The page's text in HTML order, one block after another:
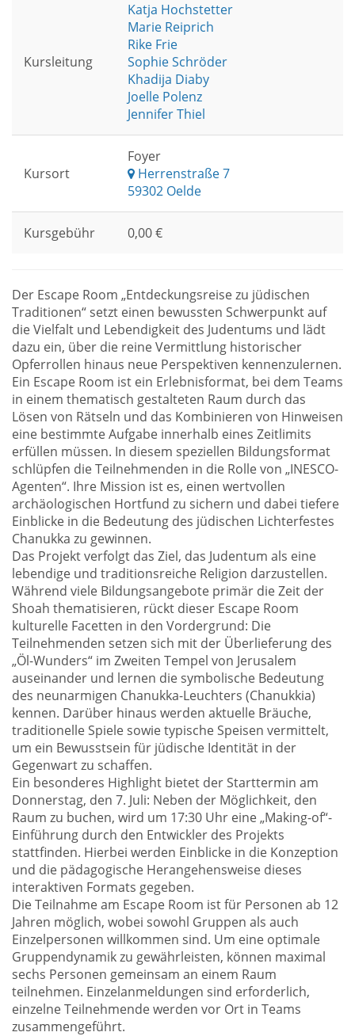
Kursleitung
Katja Hochstetter
Marie Reiprich
Rike Frie
Sophie Schröder
Khadija Diaby
Joelle Polenz
Jennifer Thiel
Kursort
Foyer
Herrenstraße 7
59302 Oelde
Kursgebühr 0,00 €
Der Escape Room „Entdeckungsreise zu jüdischen
Traditionen“ setzt einen bewussten Schwerpunkt auf
die Vielfalt und Lebendigkeit des Judentums und lädt
dazu ein, über die reine Vermittlung historischer
Opferrollen hinaus neue Perspektiven kennenzulernen.
Ein Escape Room ist ein Erlebnisformat, bei dem Teams
in einem thematisch gestalteten Raum durch das
Lösen von Rätseln und das Kombinieren von Hinweisen
eine bestimmte Aufgabe innerhalb eines Zeitlimits
erfüllen müssen. In diesem speziellen Bildungsformat
schlüpfen die Teilnehmenden in die Rolle von „INESCO-
Agenten“. Ihre Mission ist es, einen wertvollen
archäologischen Hortfund zu sichern und dabei tiefere
Einblicke in die Bedeutung des jüdischen Lichterfestes
Chanukka zu gewinnen.
Das Projekt verfolgt das Ziel, das Judentum als eine
lebendige und traditionsreiche Religion darzustellen.
Während viele Bildungsangebote primär die Zeit der
Shoah thematisieren, rückt dieser Escape Room
kulturelle Facetten in den Vordergrund: Die
Teilnehmenden setzen sich mit der Überlieferung des
„Öl-Wunders“ im Zweiten Tempel von Jerusalem
auseinander und lernen die symbolische Bedeutung
des neunarmigen Chanukka-Leuchters (Chanukkia)
kennen. Darüber hinaus werden aktuelle Bräuche,
traditionelle Spiele sowie typische Speisen vermittelt,
um ein Bewusstsein für jüdische Identität in der
Gegenwart zu schaffen.
Ein besonderes Highlight bietet der Starttermin am
Donnerstag, den 7. Juli: Neben der Möglichkeit, den
Raum zu buchen, wird um 17:30 Uhr eine „Making-of“-
Einführung durch den Entwickler des Projekts
stattfinden. Hierbei werden Einblicke in die Konzeption
und die pädagogische Herangehensweise dieses
interaktiven Formats gegeben.
Die Teilnahme am Escape Room ist für Personen ab 12
Jahren möglich, wobei sowohl Gruppen als auch
Einzelpersonen willkommen sind. Um eine optimale
Gruppendynamik zu gewährleisten, können maximal
sechs Personen gemeinsam an einem Raum
teilnehmen. Einzelanmeldungen sind erforderlich,
einzelne Teilnehmende werden vor Ort in Teams
zusammengeführt.